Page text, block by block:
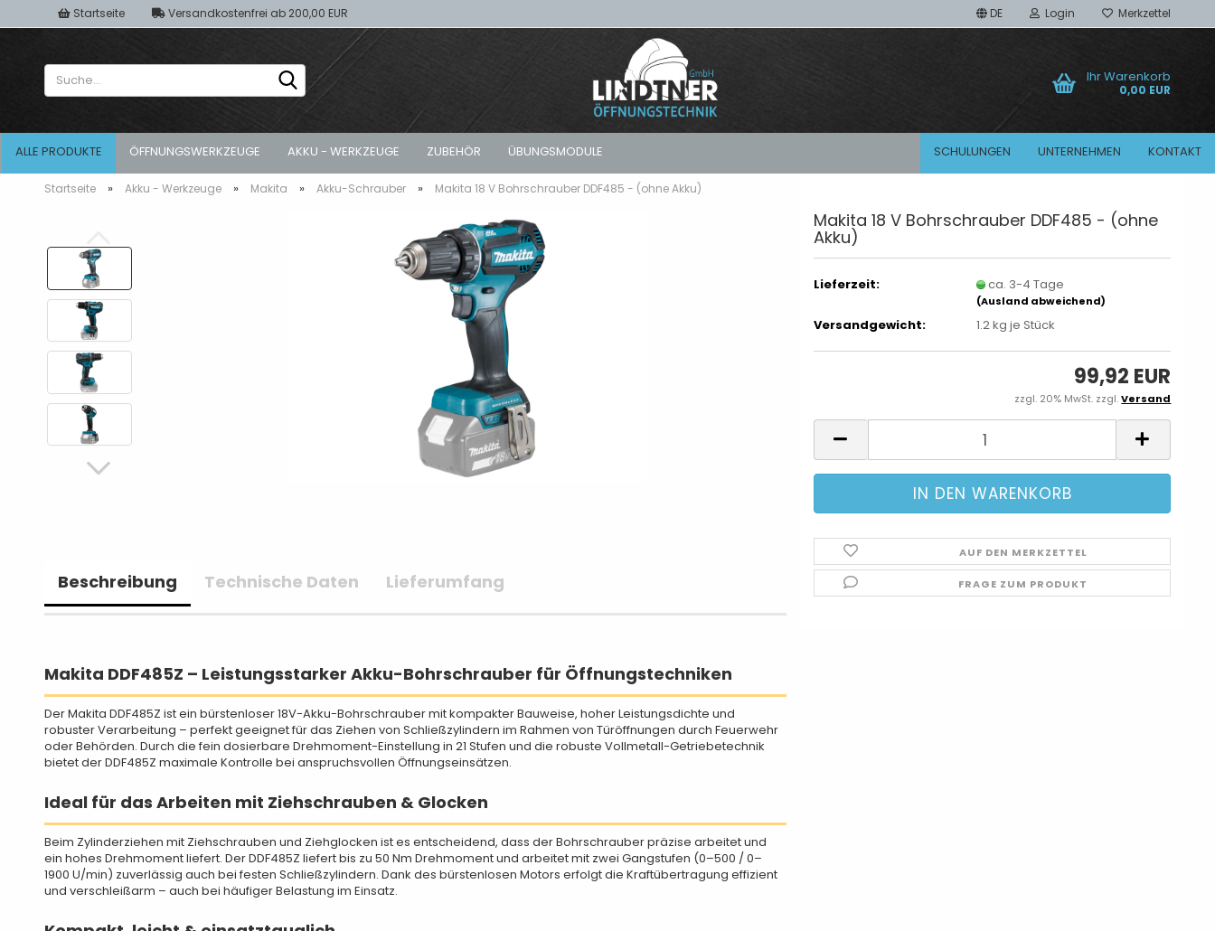
Startseite Versandkostenfrei ab 200,00 EUR DE Login Merkzettel
Suche... Ihr Warenkorb
0,00 EUR
ALLE PRODUKTE ÖFFNUNGSWERKZEUGE
Türöffnung Sets
zugesperrte Türen
zugefallene Türen
Koffersets – Tür- &
Fensteröffnung im Set
Rucksacksets – Kompakte
AKKU - WERKZEUGE
Akku-Schrauber
Geradschleifer
ZUBEHÖR
Karnasch - Fräser
Pferd - Fräser
Adapter
Diamant Bohrkronen
ÜBUNGSMODULE SCHULUNGEN UNTERNEHMEN KONTAKT
Startseite » Akku - Werkzeuge » Makita » Akku-Schrauber » Makita 18 V Bohrschrauber DDF485 - (ohne Akku)
Makita 18 V Bohrschrauber DDF485 - (ohne
Akku)
Lieferzeit: ca. 3-4 Tage
(Ausland abweichend)
Versandgewicht: 1.2kg je Stück
99,92 EUR
zzgl. 20% MwSt. zzgl.Versand
AUF DEN MERKZETTEL
FRAGE ZUM PRODUKT
Beschreibung Technische Daten Lieferumfang
Makita DDF485Z – Leistungsstarker Akku-Bohrschrauber für Öffnungstechniken
Der Makita DDF485Z ist ein bürstenloser 18V-Akku-Bohrschrauber mit kompakter Bauweise, hoher Leistungsdichte und
robuster Verarbeitung – perfekt geeignet für das Ziehen von Schließzylindern im Rahmen von Türöffnungen durch Feuerwehr
oder Behörden. Durch die fein dosierbare Drehmoment-Einstellung in 21 Stufen und die robuste Vollmetall-Getriebetechnik
bietet der DDF485Z maximale Kontrolle bei anspruchsvollen Öffnungseinsätzen.
Ideal für das Arbeiten mit Ziehschrauben & Glocken
Beim Zylinderziehen mit Ziehschrauben und Ziehglocken ist es entscheidend, dass der Bohrschrauber präzise arbeitet und
ein hohes Drehmoment liefert. Der DDF485Z liefert bis zu 50 Nm Drehmoment und arbeitet mit zwei Gangstufen (0–500 / 0–
1900 U/min) zuverlässig auch bei festen Schließzylindern. Dank des bürstenlosen Motors erfolgt die Kraftübertragung effizient
und verschleißarm – auch bei häufiger Belastung im Einsatz.